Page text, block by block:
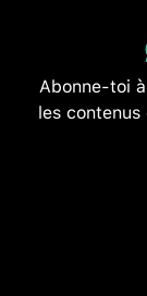
Abonne-toi
les